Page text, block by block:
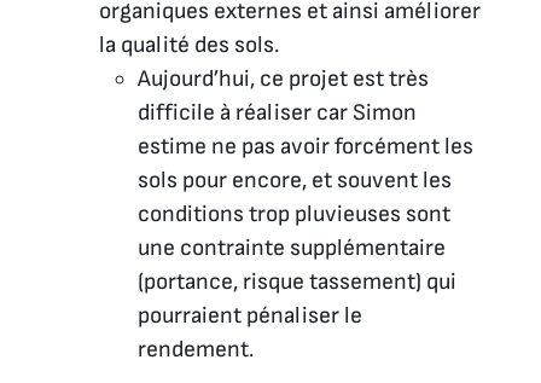
organiques externes et ainsi améliorer
la qualité des sols.
Aujourd’hui, ce projet est très
difficile à réaliser car Simon
estime ne pas avoir forcément les
sols pour encore, et souvent les
conditions trop pluvieuses sont
une contrainte supplémentaire
(portance, risque tassement) qui
pourraient pénaliser le
rendement.